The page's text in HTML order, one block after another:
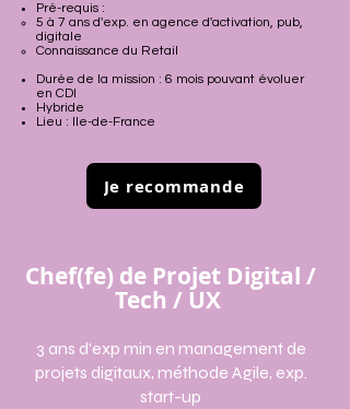
Pré-requis :
5 à 7 ans d'exp. en agence d'activation, pub,
digitale
Connaissance du Retail
Durée de la mission : 6 mois pouvant évoluer
en CDI
Hybride
Lieu : Ile-de-France
Je recommande
Chef(fe) de Projet Digital /
Tech / UX
3 ans d'exp min en management de
projets digitaux, méthode Agile, exp.
start-up